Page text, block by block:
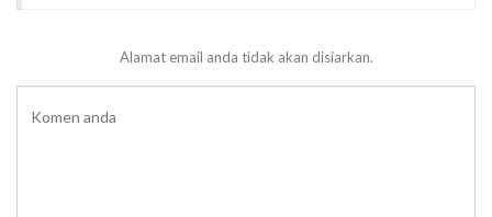
Alamat email anda tidak akan disiarkan.